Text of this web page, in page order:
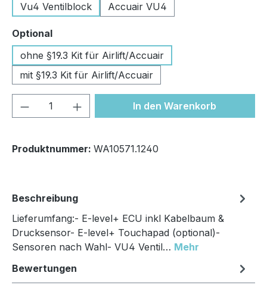
Vu4 Ventilblock
Accuair VU4
Optionalauswählen
ohne §19.3 Kit für Airlift/Accuair
mit §19.3 Kit für Airlift/Accuair
Produkt Anzahl: Gib denIn den Warenkorb
Produktnummer: WA10571.1240
Beschreibung
Lieferumfang:- E-level+ ECU inkl Kabelbaum &
Drucksensor- E-level+ Touchapad (optional)-
Sensoren nach Wahl- VU4 Ventil… Mehr
Bewertungen